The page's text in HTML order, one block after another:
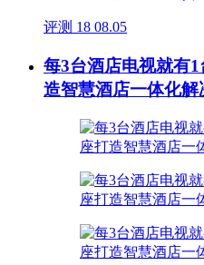
评测 18 08.05
每3台酒店电视就有
造智慧酒店一体化解